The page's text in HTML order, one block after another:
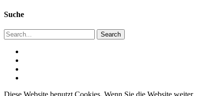
Suche
Diese Website benutzt Cookies. Wenn Sie die Website weiter